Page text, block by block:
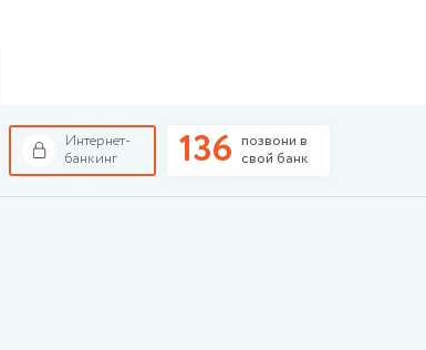
Интернет-
банкинг
136 позвони в
свой банк